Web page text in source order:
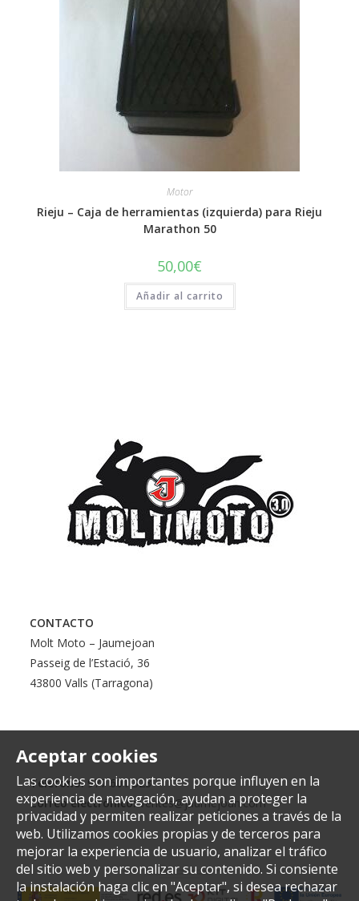
Motor
Rieju – Caja de herramientas (izquierda) para Rieju
Marathon 50
50,00€
Añadir al carrito
Aceptar cookies
Las cookies son importantes porque influyen en la
experiencia de navegación, ayudan a proteger la
privacidad y permiten realizar peticiones a través de la
web. Utilizamos cookies propias y de terceros para
mejorar la experiencia de usuario, analizar el tráfico
del sitio web y personalizar su contenido. Si consiente
la instalación haga clic en "Aceptar", si desea rechazar
CONTACTO
Molt Moto – Jaumejoan
Passeig de l’Estació, 36
43800 Valls (Tarragona)
Teléfono:977 601 323
Correo electrónico: ventes@jaumejoan.com